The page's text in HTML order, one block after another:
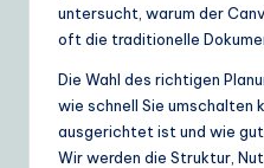
ly
ui
d
untersucht, warum der
oft die traditionelle
Die Wahl des richtigen
wie schnell Sie umschalten
ausgerichtet ist und wie gut
Wir werden die Struktur,